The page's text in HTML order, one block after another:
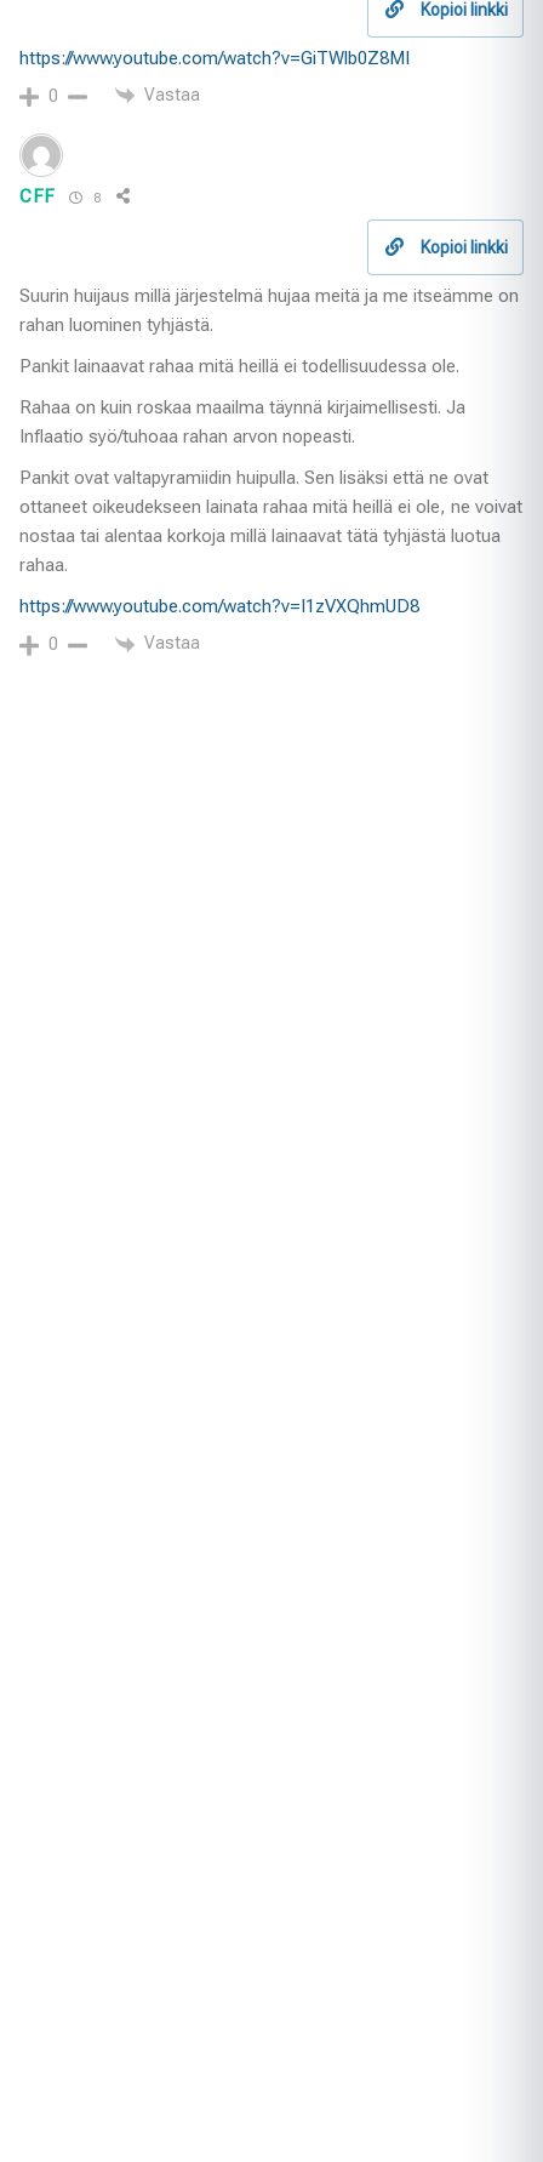
Kopioi linkki
https://www.youtube.com/watch?v=GiTWlb0Z8MI
0 Vastaa
CFF 8
Kopioi linkki
Suurin huijaus millä järjestelmä hujaa meitä ja me itseämme on
rahan luominen tyhjästä.
Pankit lainaavat rahaa mitä heillä ei todellisuudessa ole.
Rahaa on kuin roskaa maailma täynnä kirjaimellisesti. Ja
Inflaatio syö/tuhoaa rahan arvon nopeasti.
Pankit ovat valtapyramiidin huipulla. Sen lisäksi että ne ovat
ottaneet oikeudekseen lainata rahaa mitä heillä ei ole, ne voivat
nostaa tai alentaa korkoja millä lainaavat tätä tyhjästä luotua
rahaa.
https://www.youtube.com/watch?v=I1zVXQhmUD8
0 Vastaa